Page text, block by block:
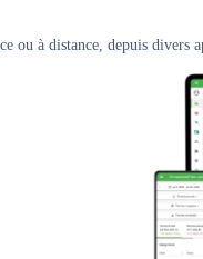
ou à distance, depuis